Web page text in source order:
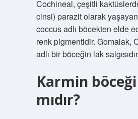
Cochineal, çeşitli
cinsi) parazit olarak
coccus adlı böcekten elde
renk pigmentidir. Gomalak,
adlı bir böceğin lak
Karmin
mıdır?